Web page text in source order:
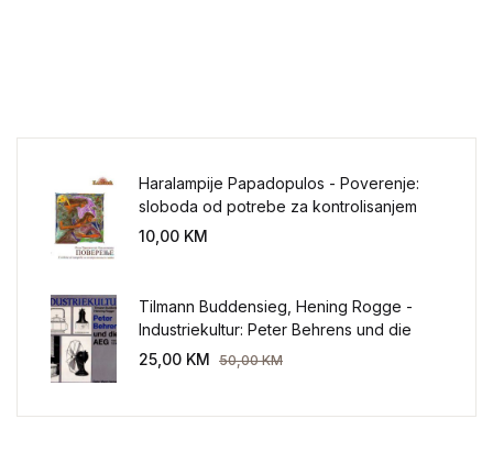
Haralampije Papadopulos - Poverenje:
sloboda od potrebe za kontrolisanjem
sveta
10,00 KM
Tilmann Buddensieg, Hening Rogge -
Industriekultur: Peter Behrens und die
AEG 1907-1914.
25,00 KM 50,00KM